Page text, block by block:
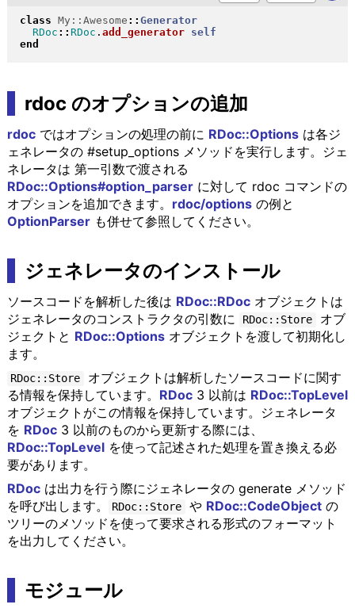
class My::Awesome :: Generator
RDoc :: RDoc . add_generator
self
end
rdoc のオプションの追加
rdocではオプションの処理の前に RDoc::Optionsは各ジ
ェネレータの #setup_options メソッドを実行します。ジェ
ネレータは 第一引数で渡される
RDoc::Options#option_parserに対して rdoc コマンドの
オプションを追加できます。 rdoc/optionsの例と
OptionParserも併せて参照してください。
ジェネレータのインストール
ソースコードを解析した後は RDoc::RDocオブジェクトは
ジェネレータのコンストラクタの引数に
RDoc::Store
オブ
ジェクトと RDoc::Optionsオブジェクトを渡して初期化し
ます。
RDoc::Store
オブジェクトは解析したソースコードに関す
る情報を保持しています。 RDoc3 以前は RDoc::TopLevel
オブジェクトがこの情報を保持しています。ジェネレータ
を RDoc3 以前のものから更新する際には、
RDoc::TopLevelを使って記述された処理を置き換える必
要があります。
RDocは出力を行う際にジェネレータの generate メソッド
を呼び出します。
RDoc::Store や RDoc::CodeObjectの
ツリーのメソッドを使って要求される形式のフォーマット
を出力してください。
モジュール